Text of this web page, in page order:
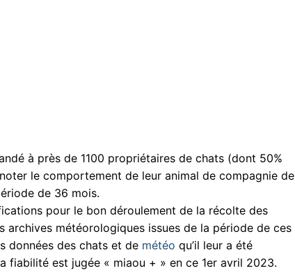
à près de 1100 propriétaires de chats (dont 50%
le comportement de leur animal de compagnie de
de 36 mois.
pour le bon déroulement de la récolte des
météorologiques issues de la période de ces
données des chats et de météo qu’il leur a été
fiabilité est jugée « miaou + » en ce 1er avril 2023.